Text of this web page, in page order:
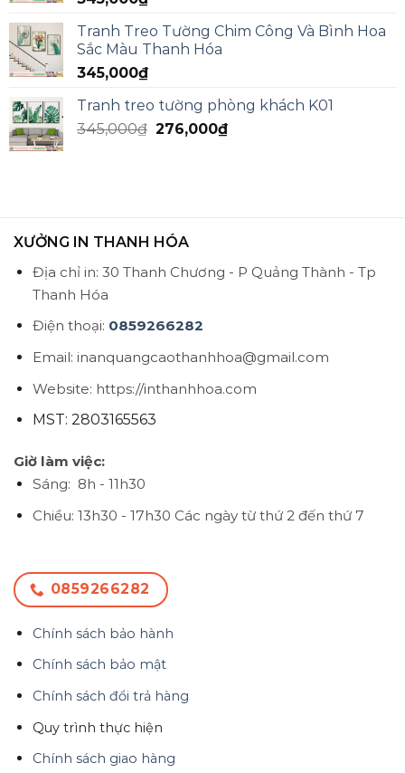
Tranh Treo Tường Chim Công Và Bình Hoa
Sắc Màu Thanh Hóa
345,000₫
Tranh treo tường phòng khách K01
345,000₫ 276,000₫
XƯỞNG IN THANH HÓA
Địa chỉ in: 30 Thanh Chương - P Quảng Thành - Tp
Thanh Hóa
Điện thoại: 0859266282
Email: inanquangcaothanhhoa@gmail.com
Website: https://inthanhhoa.com
MST: 2803165563
Giờ làm việc:
Sáng: 8h - 11h30
Chiều: 13h30 - 17h30 Các ngày từ thứ 2 đến thứ 7
0859266282
Chính sách bảo hành
Chính sách bảo mật
Chính sách đổi trả hàng
Quy trình thực hiện
Chính sách giao hàng